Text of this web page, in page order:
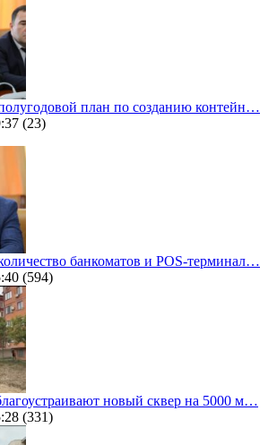
план по созданию контейн…
(23)
банкоматов и POS-терминал…
(594)
новый сквер на 5000 м…
(331)